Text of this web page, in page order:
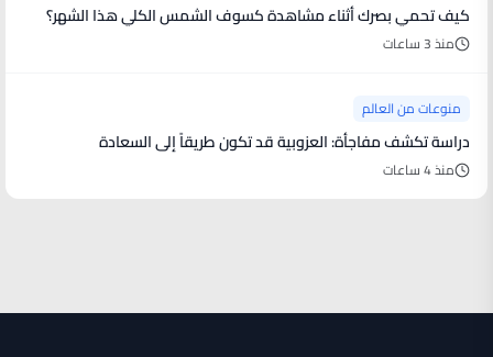
كيف تحمي بصرك أثناء مشاهدة كسوف الشمس الكلي هذا الشهر؟
منذ 3 ساعات
منوعات من العالم
دراسة تكشف مفاجأة: العزوبية قد تكون طريقاً إلى السعادة
منذ 4 ساعات